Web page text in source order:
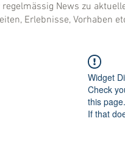
News zu
Erlebnisse, Vorhaben
Widget
Check
this page.
If that